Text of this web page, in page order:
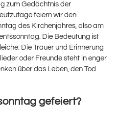
zum Gedächtnis der
feiern wir den
des Kirchenjahres, also am
Die Bedeutung ist
Die Trauer und Erinnerung
oder Freunde steht in enger
über das Leben, den Tod
gefeiert?